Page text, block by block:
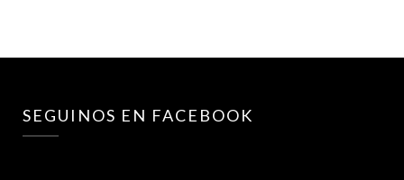
SEGUINOS EN FACEBOOK